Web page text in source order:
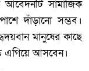
সামাজিক
দাঁড়ানো সম্ভব।
মানুষের কাছে
এগিয়ে আসবেন।